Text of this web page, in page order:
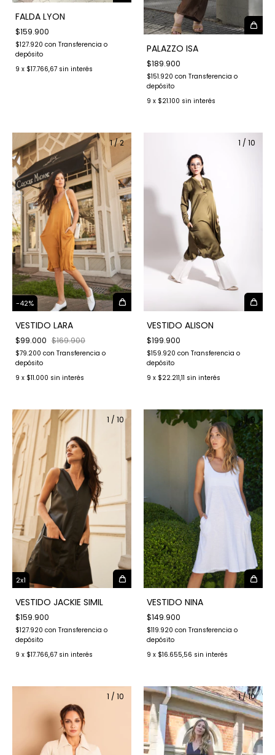
FALDA LYON
$159.900
$127.920 con Transferencia o
depósito
9 x $17.766,67 sin interés
PALAZZO ISA
$189.900
$151.920 con Transferencia o
depósito
9 x $21.100 sin interés
1/2
-42%
VESTIDO LARA
$99.000 $169.900
$79.200 con Transferencia o
depósito
9 x $11.000 sin interés
1 / 10
VESTIDO ALISON
$199.900
$159.920 con Transferencia o
depósito
9 x $22.211,11 sin interés
1 / 10
2x1
VESTIDO JACKIE SIMIL
$159.900
$127.920 con Transferencia o
depósito
9 x $17.766,67 sin interés
1/9
VESTIDO NINA
$149.900
$119.920 con Transferencia o
depósito
9 x $16.655,56 sin interés
1 / 10 1/10